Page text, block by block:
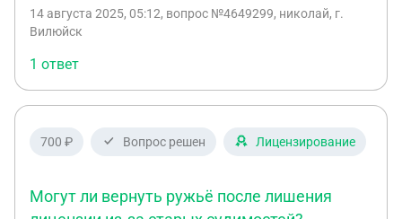
14 августа 2025, 05:12, вопрос №4649299, николай, г.
Вилюйск
1 ответ
700 ₽ Вопрос решен Лицензирование
Могут ли вернуть ружьё после лишения